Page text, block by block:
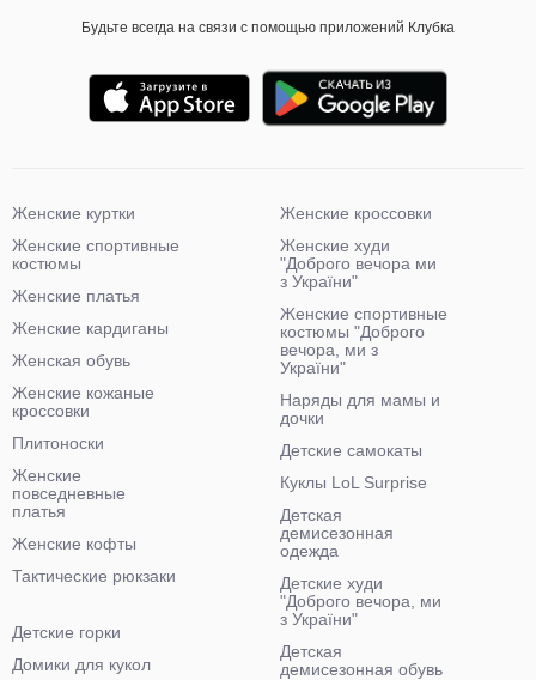
Будьте всегда на связи с помощью приложений Клубка
Женские куртки
Женские спортивные
костюмы
Женские платья
Женские кардиганы
Женская обувь
Женские кожаные
кроссовки
Плитоноски
Женские
повседневные
платья
Женские кофты
Тактические рюкзаки
Женские кроссовки
Женские худи
"Доброго вечора ми
з України"
Женские спортивные
костюмы "Доброго
вечора, ми з
України"
Наряды для мамы и
дочки
Детские самокаты
Куклы LoL Surprise
Детская
демисезонная
одежда
Детские худи
"Доброго вечора, ми
з України"
Детская
демисезонная обувь
Детские горки
Домики для кукол